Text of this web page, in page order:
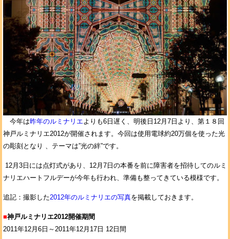
今年は昨年のルミナリエ よりも6日遅く、明後日12月7日より、第１８回
神戸ルミナリエ2012が開催されます。今回は使用電球約20万個を使った光
の彫刻となり 、テーマは”光の絆”です。
12月3日には点灯式があり、12月7日の本番を前に障害者を招待してのルミ
ナリエハートフルデーが今年も行われ、準備も整ってきている模様です。
追記：撮影した2012年のルミナリエの写真を掲載しておきます。
■神戸ルミナリエ2012開催期間
2011年12月6日～2011年12月17日 12日間